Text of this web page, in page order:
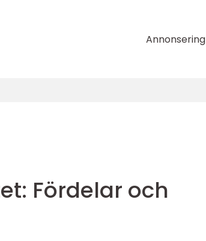
Annonsering
Fördelar och